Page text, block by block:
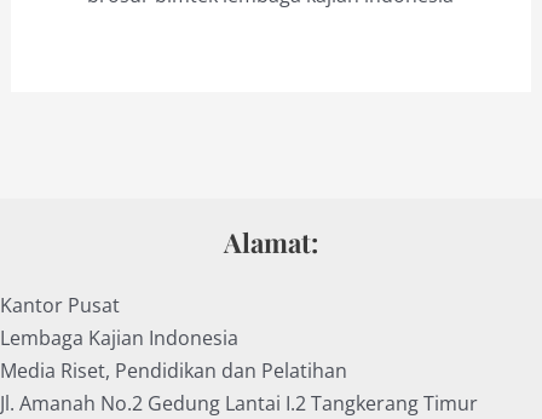
Alamat:
Kantor Pusat
Lembaga Kajian Indonesia
Media Riset, Pendidikan dan Pelatihan
Jl. Amanah No.2 Gedung Lantai I.2 Tangkerang Timur